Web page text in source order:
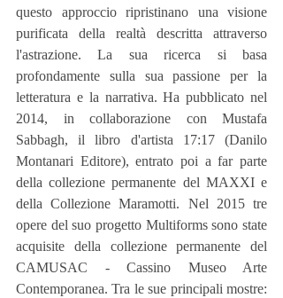
questo approccio ripristinano una visione
purificata della realtà descritta attraverso
l'astrazione. La sua ricerca si basa
profondamente sulla sua passione per la
letteratura e la narrativa. Ha pubblicato nel
2014, in collaborazione con Mustafa
Sabbagh, il libro d'artista 17:17 (Danilo
Montanari Editore), entrato poi a far parte
della collezione permanente del MAXXI e
della Collezione Maramotti. Nel 2015 tre
opere del suo progetto Multiforms sono state
acquisite della collezione permanente del
CAMUSAC - Cassino Museo Arte
Contemporanea. Tra le sue principali mostre: